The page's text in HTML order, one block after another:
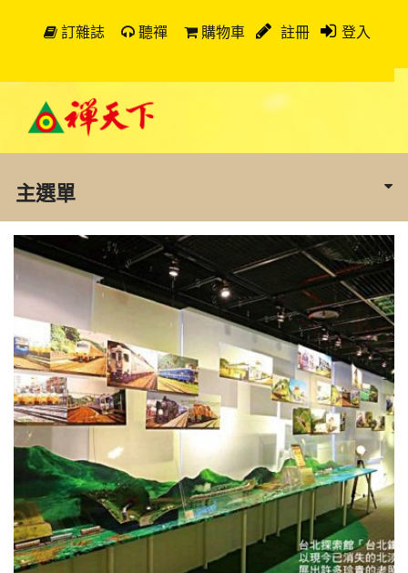
訂雜誌 聽禪 購物車 註冊 登入
主選單